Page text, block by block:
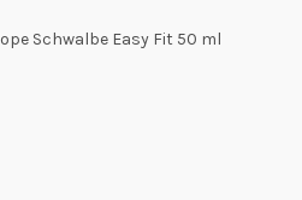
Schwalbe Easy Fit 50 ml